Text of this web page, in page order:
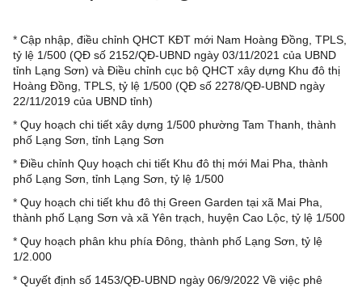
* Cập nhập, điều chỉnh QHCT KĐT mới Nam Hoàng Đồng, TPLS,
tỷ lệ 1/500 (QĐ số 2152/QĐ-UBND ngày 03/11/2021 của UBND
tỉnh Lạng Sơn) và Điều chỉnh cục bộ QHCT xây dựng Khu đô thị
Hoàng Đồng, TPLS, tỷ lệ 1/500 (QĐ số 2278/QĐ-UBND ngày
22/11/2019 của UBND tỉnh)
* Quy hoạch chi tiết xây dựng 1/500 phường Tam Thanh, thành
phố Lạng Sơn, tỉnh Lạng Sơn
* Điều chỉnh Quy hoạch chi tiết Khu đô thị mới Mai Pha, thành
phố Lạng Sơn, tỉnh Lạng Sơn, tỷ lệ 1/500
* Quy hoạch chi tiết khu đô thị Green Garden tại xã Mai Pha,
thành phố Lạng Sơn và xã Yên trạch, huyện Cao Lộc, tỷ lệ 1/500
* Quy hoạch phân khu phía Đông, thành phố Lạng Sơn, tỷ lệ
1/2.000
* Quyết định số 1453/QĐ-UBND ngày 06/9/2022 Về việc phê